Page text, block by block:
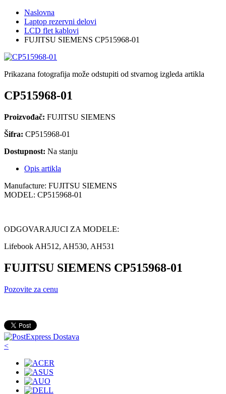
Naslovna
Laptop rezervni delovi
LCD flet kablovi
FUJITSU SIEMENS CP515968-01
Prikazana fotografija može odstupiti od stvarnog izgleda artikla
CP515968-01
Proizvođač: FUJITSU SIEMENS
Šifra: CP515968-01
Dostupnost: Na stanju
Opis artikla
Manufacture: FUJITSU SIEMENS
MODEL: CP515968-01
ODGOVARAJUCI ZA MODELE:
Lifebook AH512, AH530, AH531
FUJITSU SIEMENS CP515968-01
Pozovite za cenu
<